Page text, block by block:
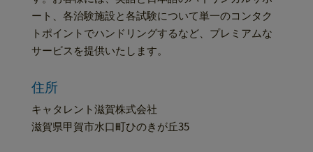
ート、各治験施設と各試験について単一のコンタク
トポイントでハンドリングするなど、プレミアムな
サービスを提供いたします。
住所
キャタレント滋賀株式会社
滋賀県甲賀市水口町ひのきが丘35